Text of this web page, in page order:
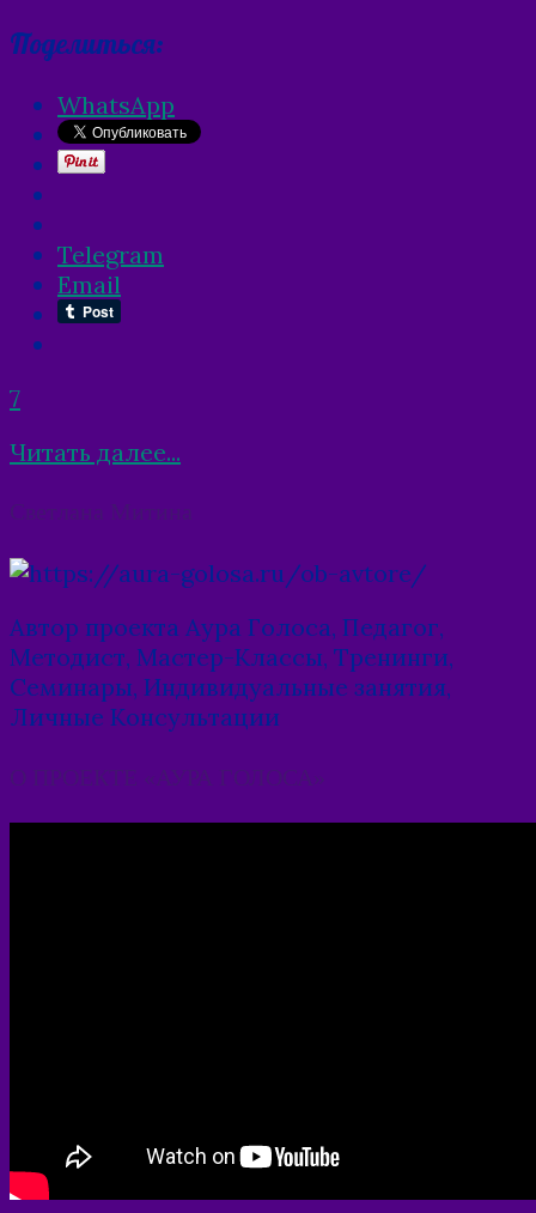
Поделиться:
WhatsApp
Telegram
Email
7
Читать далее...
navigation
Автор проекта Аура Голоса, Педагог,
Методист, Мастер-Классы, Тренинги,
Семинары, Индивидуальные занятия,
Личные Консультации